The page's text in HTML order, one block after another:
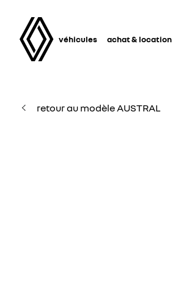
véhicules achat & location
retour au modèle AUSTRAL